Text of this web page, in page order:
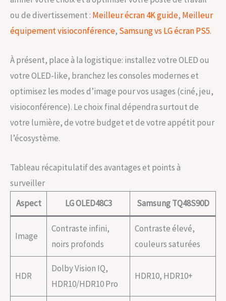
ou de divertissement : Meilleur écran 4K guide, Meilleur
équipement visioconférence, Samsung vs LG écran PS5.
À présent, place à la logistique: installez votre OLED ou
votre OLED-like, branchez les consoles modernes et
optimisez les modes d’image pour vos usages (ciné, jeu,
visioconférence). Le choix final dépendra surtout de
votre lumière, de votre budget et de votre appétit pour
l’écosystème.
Tableau récapitulatif des avantages et points à
surveiller
Aspect
LG OLED48C3 Samsung TQ48S90D
Image
Contraste infini,
noirs profonds
Contraste élevé,
couleurs saturées
HDR
Dolby Vision IQ,
HDR10/HDR10 Pro
HDR10, HDR10+